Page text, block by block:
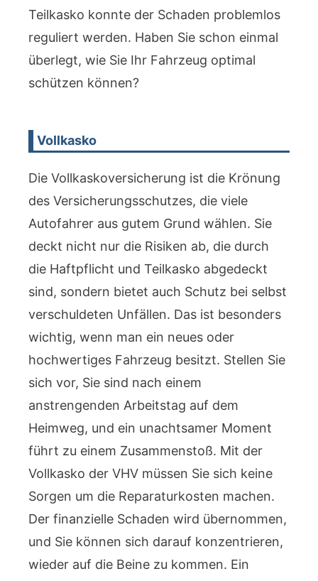
Teilkasko konnte der Schaden problemlos
reguliert werden. Haben Sie schon einmal
überlegt, wie Sie Ihr Fahrzeug optimal
schützen können?
Vollkasko
Die Vollkaskoversicherung ist die Krönung
des Versicherungsschutzes, die viele
Autofahrer aus gutem Grund wählen. Sie
deckt nicht nur die Risiken ab, die durch
die Haftpflicht und Teilkasko abgedeckt
sind, sondern bietet auch Schutz bei selbst
verschuldeten Unfällen. Das ist besonders
wichtig, wenn man ein neues oder
hochwertiges Fahrzeug besitzt. Stellen Sie
sich vor, Sie sind nach einem
anstrengenden Arbeitstag auf dem
Heimweg, und ein unachtsamer Moment
führt zu einem Zusammenstoß. Mit der
Vollkasko der VHV müssen Sie sich keine
Sorgen um die Reparaturkosten machen.
Der finanzielle Schaden wird übernommen,
und Sie können sich darauf konzentrieren,
wieder auf die Beine zu kommen. Ein